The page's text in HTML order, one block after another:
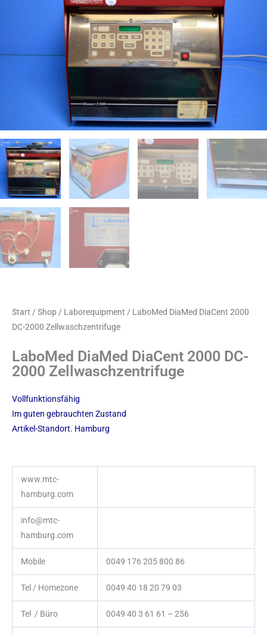
Start / Shop / Laborequipment / LaboMed DiaMed DiaCent 2000
DC-2000 Zellwaschzentrifuge
LaboMed DiaMed DiaCent 2000 DC-
2000 Zellwaschzentrifuge
Vollfunktionsfähig
Im guten gebrauchten Zustand
Artikel-Standort. Hamburg
www.mtc-
hamburg.com
info@mtc-
hamburg.com
Mobile 0049 176 205 800 86
Tel / Homezone 0049 40 18 20 79 03
Tel / Büro 0049 40 3 61 61 – 256